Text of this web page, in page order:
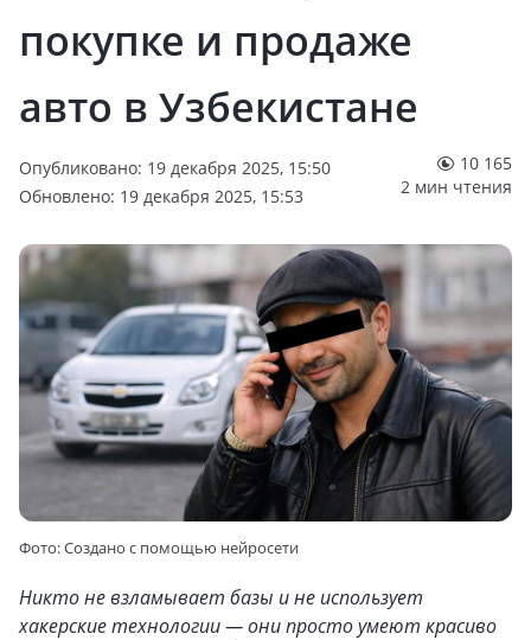
покупке и продаже
авто в Узбекистане
Опубликовано: 19 декабря 2025, 15:50
Обновлено: 19 декабря 2025, 15:53
10 165
2 мин чтения
Фото: Cоздано с помощью нейросети
Никто не взламывает базы и не использует
хакерские технологии — они просто умеют красиво